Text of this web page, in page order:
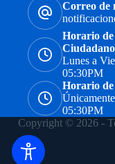
Correo de
Horario de
Lunes a
05:30PM
Horario
05:30PM
Copyright © 2026 -